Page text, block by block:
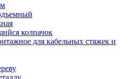
колпачок
для кабельных стяжек и